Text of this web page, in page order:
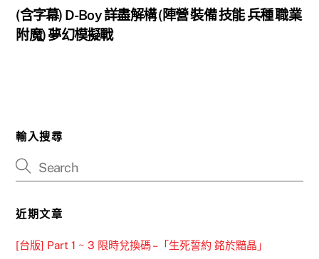
(含字幕) D-Boy 詳盡解構 (陣營 裝備 技能 兵種 職業
附魔) 夢幻模擬戰
輸入搜尋
近期文章
[台版] Part 1 ~ 3 限時兌換碼 –「生死誓約 銘於黯晶」